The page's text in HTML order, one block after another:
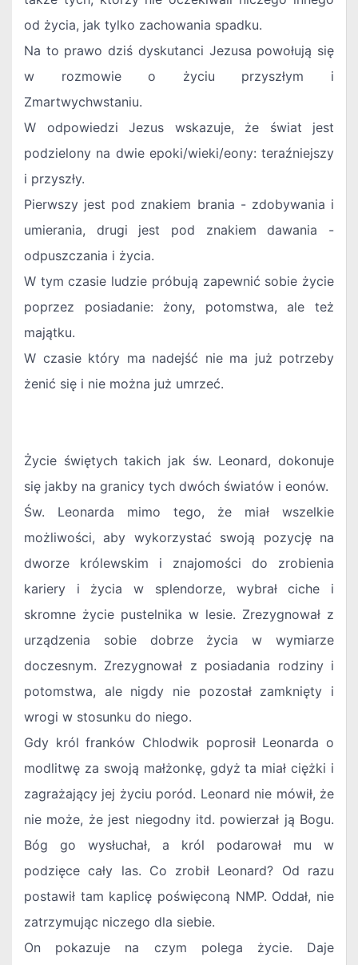
od życia, jak tylko zachowania spadku.
Na to prawo dziś dyskutanci Jezusa powołują się
w rozmowie o życiu przyszłym i
Zmartwychwstaniu.
W odpowiedzi Jezus wskazuje, że świat jest
podzielony na dwie epoki/wieki/eony: teraźniejszy
i przyszły.
Pierwszy jest pod znakiem brania - zdobywania i
umierania, drugi jest pod znakiem dawania -
odpuszczania i życia.
W tym czasie ludzie próbują zapewnić sobie życie
poprzez posiadanie: żony, potomstwa, ale też
majątku.
W czasie który ma nadejść nie ma już potrzeby
żenić się i nie można już umrzeć.
Życie świętych takich jak św. Leonard, dokonuje
się jakby na granicy tych dwóch światów i eonów.
Św. Leonarda mimo tego, że miał wszelkie
możliwości, aby wykorzystać swoją pozycję na
dworze królewskim i znajomości do zrobienia
kariery i życia w splendorze, wybrał ciche i
skromne życie pustelnika w lesie. Zrezygnował z
urządzenia sobie dobrze życia w wymiarze
doczesnym. Zrezygnował z posiadania rodziny i
potomstwa, ale nigdy nie pozostał zamknięty i
wrogi w stosunku do niego.
Gdy król franków Chlodwik poprosił Leonarda o
modlitwę za swoją małżonkę, gdyż ta miał ciężki i
zagrażający jej życiu poród. Leonard nie mówił, że
nie może, że jest niegodny itd. powierzał ją Bogu.
Bóg go wysłuchał, a król podarował mu w
podzięce cały las. Co zrobił Leonard? Od razu
postawił tam kaplicę poświęconą NMP. Oddał, nie
zatrzymując niczego dla siebie.
On pokazuje na czym polega życie. Daje